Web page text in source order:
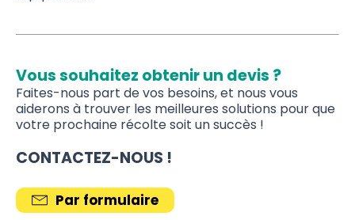
Vous souhaitez obtenir un devis ?
Faites-nous part de vos besoins, et nous vous
aiderons à trouver les meilleures solutions pour que
votre prochaine récolte soit un succès !
CONTACTEZ-NOUS !
Par formulaire